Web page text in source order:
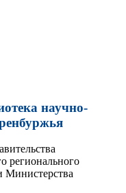
научно-
регионального
Министерства